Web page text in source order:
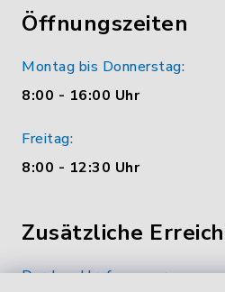
Öffnungszeiten
Montag bis Donnerstag:
8:00 - 16:00 Uhr
Freitag:
8:00 - 12:30 Uhr
Zusätzliche
Durchwahlrufnummern